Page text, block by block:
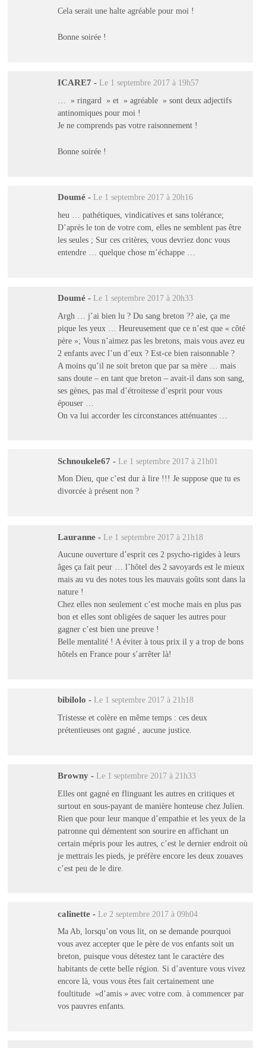
Cela serait une halte agréable pour moi !
Bonne soirée !
ICARE7 - Le 1 septembre 2017 à 19h57
… » ringard » et » agréable » sont deux adjectifs
antinomiques pour moi !
Je ne comprends pas votre raisonnement !
Bonne soirée !
Doumé - Le 1 septembre 2017 à 20h16
heu … pathétiques, vindicatives et sans tolérance;
D’après le ton de votre com, elles ne semblent pas être
les seules ; Sur ces critères, vous devriez donc vous
entendre … quelque chose m’échappe …
Doumé - Le 1 septembre 2017 à 20h33
Argh … j’ai bien lu ? Du sang breton ?? aie, ça me
pique les yeux … Heureusement que ce n’est que « côté
père »; Vous n’aimez pas les bretons, mais vous avez eu
2 enfants avec l’un d’eux ? Est-ce bien raisonnable ?
A moins qu’il ne soit breton que par sa mère … mais
sans doute – en tant que breton – avait-il dans son sang,
ses gènes, pas mal d’étroitesse d’esprit pour vous
épouser …
On va lui accorder les circonstances atténuantes …
Schnoukele67 - Le 1 septembre 2017 à 21h01
Mon Dieu, que c’est dur à lire !!! Je suppose que tu es
divorcée à présent non ?
Lauranne - Le 1 septembre 2017 à 21h18
Aucune ouverture d’esprit ces 2 psycho-rigides à leurs
âges ça fait peur … l’hôtel des 2 savoyards est le mieux
mais au vu des notes tous les mauvais goûts sont dans la
nature !
Chez elles non seulement c’est moche mais en plus pas
bon et elles sont obligées de saquer les autres pour
gagner c’est bien une preuve !
Belle mentalité ! A éviter à tous prix il y a trop de bons
hôtels en France pour s’arrêter là!
bibilolo - Le 1 septembre 2017 à 21h18
Tristesse et colère en même temps : ces deux
prétentieuses ont gagné , aucune justice.
Browny - Le 1 septembre 2017 à 21h33
Elles ont gagné en flinguant les autres en critiques et
surtout en sous-payant de manière honteuse chez Julien.
Rien que pour leur manque d’empathie et les yeux de la
patronne qui démentent son sourire en affichant un
certain mépris pour les autres, c’est le dernier endroit où
je mettrais les pieds, je préfère encore les deux zouaves
c’est peu de le dire.
calinette - Le 2 septembre 2017 à 09h04
Ma Ab, lorsqu’on vous lit, on se demande pourquoi
vous avez accepter que le père de vos enfants soit un
breton, puisque vous détestez tant le caractère des
habitants de cette belle région. Si d’aventure vous vivez
encore là, vous vous êtes fait certainement une
foultitude »d’amis » avec votre com. à commencer par
vos pauvres enfants.